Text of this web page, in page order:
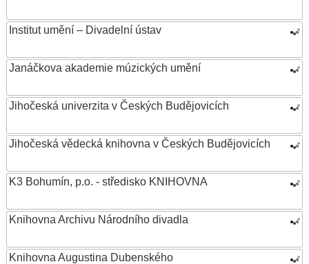
Institut umění – Divadelní ústav
Janáčkova akademie múzických umění
Jihočeská univerzita v Českých Budějovicích
Jihočeská vědecká knihovna v Českých Budějovicích
K3 Bohumín, p.o. - středisko KNIHOVNA
Knihovna Archivu Národního divadla
Knihovna Augustina Dubenského